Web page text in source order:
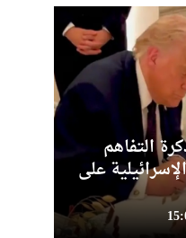
التفاهم
على